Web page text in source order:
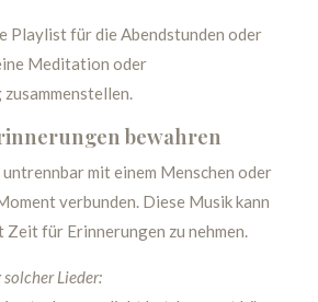
Playlist für die Abendstunden oder
Meditation oder
bewahren
mit einem Menschen oder
verbunden. Diese Musik kann
Zeit für Erinnerungen zu nehmen.
Lieder: